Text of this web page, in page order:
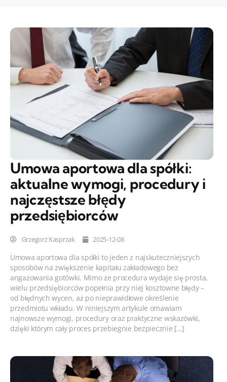
Umowa aportowa dla spółki:
aktualne wymogi, procedury i
najczęstsze błędy
przedsiębiorców
Grzegorz Kasprzak 2025-12-08
Umowa aportowa dla spółki to jeden z najskuteczniejszych
sposobów na zwiększenie kapitału zakładowego bez
angażowania gotówki. Mimo że procedura wydaje się prosta,
wielu przedsiębiorców popełnia przy niej kosztowne błędy –
od błędnych wycen, aż po nieprawidłowe określenie
przedmiotu wkładu. W niniejszym artykule omawiam
najnowsze wymogi, procedury oraz praktyczne wskazówki,
dzięki którym cały proces przebiegnie bezpiecznie […]